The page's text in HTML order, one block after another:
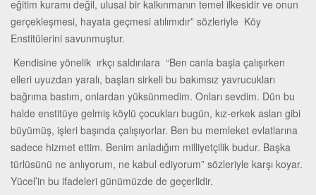
eğitim kuramı değil, ulusal bir kalkınmanın temel ilkesidir ve onun
gerçekleşmesi, hayata geçmesi atılımıdır” sözleriyle Köy
Enstitülerini savunmuştur.
Kendisine yönelik ırkçı saldırılara “Ben canla başla çalışırken
elleri uyuzdan yaralı, başları sirkeli bu bakımsız yavrucukları
bağrıma bastım, onlardan yüksünmedim. Onları sevdim. Dün bu
halde enstitüye gelmiş köylü çocukları bugün, kız-erkek aslan gibi
büyümüş, işleri başında çalışıyorlar. Ben bu memleket evlatlarına
sadece hizmet ettim. Benim anladığım milliyetçilik budur. Başka
türlüsünü ne anlıyorum, ne kabul ediyorum” sözleriyle karşı koyar.
Yücel’in bu ifadeleri günümüzde de geçerlidir.